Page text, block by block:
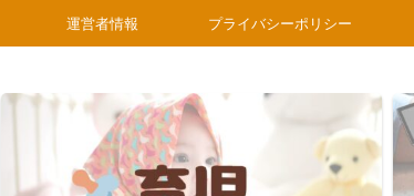
運営者情報 プライバシーポリシー